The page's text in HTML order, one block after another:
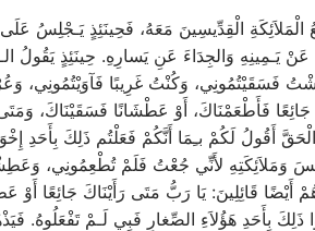
الْقِدِّيسِينَ مَعَهُ، فَحِينَئِذٍ يَـجْلِسُ
يَـمِينِهِ وَالجِدَاءَ عَنِ يَسارِهِ. حِينَئِذٍ يَقُولُ
فَسَقَيْتُمُونِي، وَكُنْتُ غَرِيبًا فَآوَيْتُمُونِي،
فَأَطْعَمْنَاكَ، أَوْ عَطْشَانًا فَسَقَيْنَاكَ،
أَقُولُ لَكُمْ بـِمَا أَنَّكُمْ فَعَلْتُم ذَلِكَ بِأَحَدِ
لإِبْلِيسَ وَمَلاَئِكَتِهِ لأَنِّي جُعْتُ فَلَمْ
أَيْضًا قَائِلِينَ: يَا رَبُّ مَتَى رَأَيْنَاكَ جَائِعًا أَوْ
ذَلِكَ بِأَحَدِ هَؤُلاَءِ الصِّغارِ فَبِي لَـمْ تَفْعَلُوهُ.